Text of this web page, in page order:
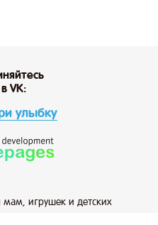
игрушек и детских
VK:
улыбку